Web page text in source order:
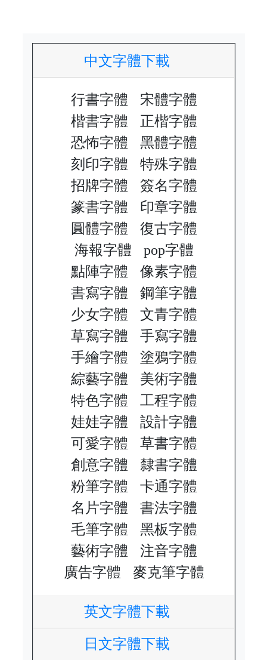
中文字體下載
行書字體
宋體字體
楷書字體
正楷字體
恐怖字體
黑體字體
刻印字體
特殊字體
招牌字體
簽名字體
篆書字體
印章字體
圓體字體
復古字體
海報字體
pop字體
點陣字體
像素字體
書寫字體
鋼筆字體
少女字體
文青字體
草寫字體
手寫字體
手繪字體
塗鴉字體
綜藝字體
美術字體
特色字體
工程字體
娃娃字體
設計字體
可愛字體
草書字體
創意字體
隸書字體
粉筆字體
卡通字體
名片字體
書法字體
毛筆字體
黑板字體
藝術字體
注音字體
廣告字體
麥克筆字體
英文字體下載
日文字體下載